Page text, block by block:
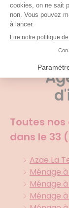
Toutes
dans le 33
Azae La
Ménage
Ménage
Ménage